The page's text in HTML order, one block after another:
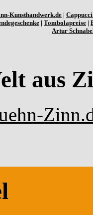
Kunsthandwerk.de |
| Tombolapreise |
Artur
aus